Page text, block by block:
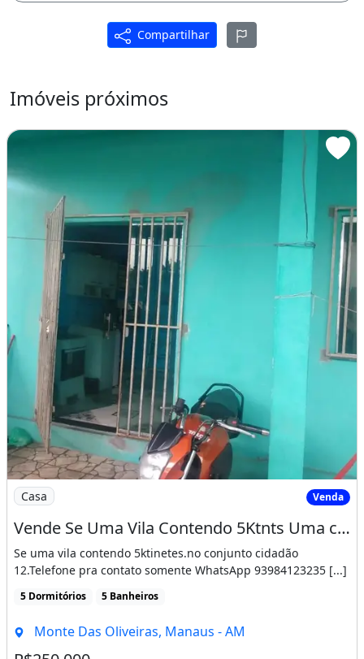
Compartilhar
Imóveis próximos
Imagem: Vende Se Uma Vila Contendo 5Ktnts Uma com
Casa Venda
Vende Se Uma Vila Contendo 5Ktnts Uma com Garagem L
Se uma vila contendo 5ktinetes.no conjunto cidadão
12.Telefone pra contato somente WhatsApp 93984123235 [...]
5 Dormitórios 5 Banheiros
Monte Das Oliveiras, Manaus - AM